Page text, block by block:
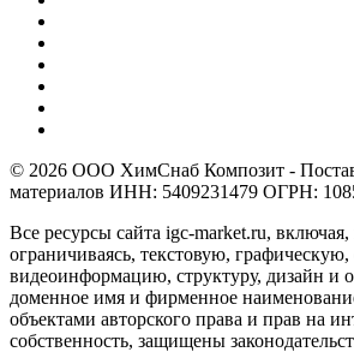
© 2026 ООО ХимСнаб Композит -
материалов ИНН: 5409231479 ОГРН:
Все ресурсы сайта igc-market.ru,
ограничиваясь, текстовую,
видеоинформацию, структуру, дизайн и
доменное имя и фирменное
объектами авторского права и прав на
собственность, защищены